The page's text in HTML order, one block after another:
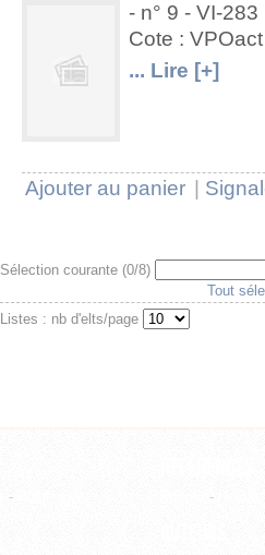
U
V
- n° 9 - VI-
Cote :
... Lire [+]
Ajouter au panier
Sélection courante (0/8)
Tout
Listes : nb d'elts/page
- -